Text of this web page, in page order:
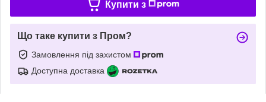
Купити з
Що таке купити з Пром?
Замовлення під захистом
Доступна доставка